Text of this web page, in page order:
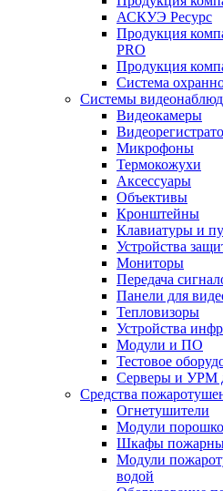
АСКУЭ Ресурс
Продукция
PRO
Продукция
Система
Системы
Видеокамеры
Микрофоны
Термокожухи
Аксессуары
Объективы
Кронштейны
Клавиатуры и
Устройства
Мониторы
Передача
Панели для
Тепловизоры
Устройства
Модули и ПО
Тестовое
Серверы и УРМ
Средства
Огнетушители
Модули
Шкафы
Модули
водой